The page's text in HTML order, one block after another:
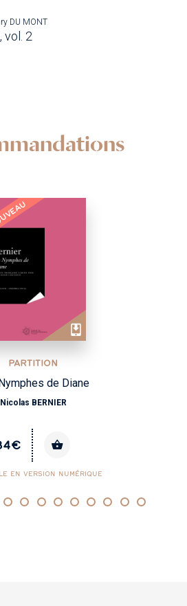
DU MONT
vol. 2
PARTITION
de Diane
Nicolas BERNIER
EN VERSION NUMÉRIQUE